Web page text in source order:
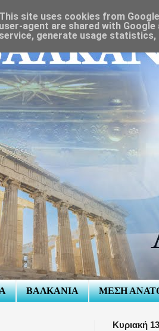
ΒΑΛΚΑΝΙΑ ΜΕΣΗ
Κυριακή
This site uses cookies from
user-agent are shared with
service, generate usage statistics,